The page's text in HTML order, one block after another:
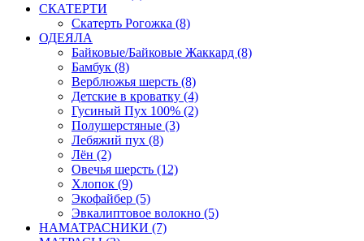
СКАТЕРТИ
Скатерть Рогожка (8)
ОДЕЯЛА
Байковые/Байковые Жаккард (8)
Бамбук (8)
Верблюжья шерсть (8)
Детские в кроватку (4)
Гусиный Пух 100% (2)
Полушерстяные (3)
Лебяжий пух (8)
Лён (2)
Овечья шерсть (12)
Хлопок (9)
Экофайбер (5)
Эвкалиптовое волокно (5)
НАМАТРАСНИКИ (7)